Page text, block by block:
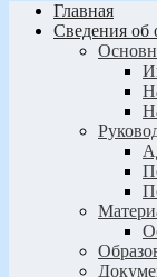
Главная
Сведения об